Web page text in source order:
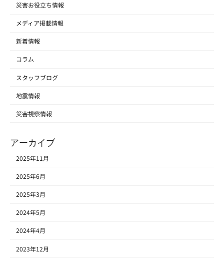
災害お役立ち情報
メディア掲載情報
新着情報
コラム
スタッフブログ
地震情報
災害視察情報
アーカイブ
2025年11月
2025年6月
2025年3月
2024年5月
2024年4月
2023年12月